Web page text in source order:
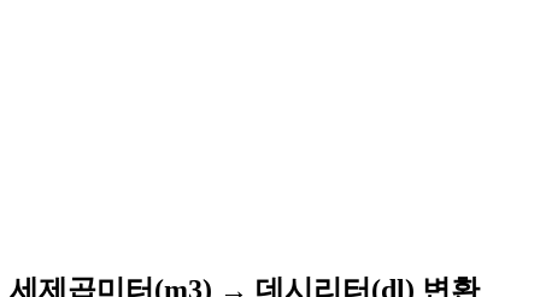
세제곱미터(m3) → 데시리터(dl) 변환